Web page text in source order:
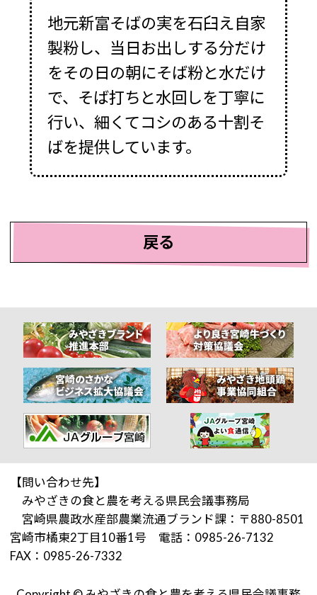
地元新富そばの実を石臼え自家
製粉し、当日お出しする分だけ
をその日の朝にそば粉と水だけ
で、そば打ちと水回しを丁寧に
行い、細くてコシのある十割そ
ばを提供しています。
戻る
【問い合わせ先】
みやざきの食と農を考える県民会議事務局
宮崎県農政水産部農業流通ブランド課：〒880-8501
宮崎市橘東2丁目10番1号 電話：0985-26-7132
FAX：0985-26-7332